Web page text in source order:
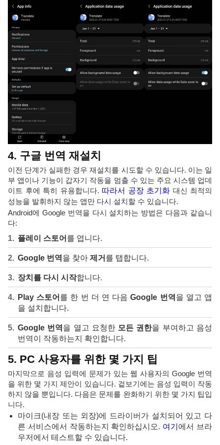
4. 구글 번역 재설치
이전 단계가 실패한 경우 재설치를 시도할 수 있습니다. 이는 일
부 앱이나 기능이 갑자기 작동을 멈출 수 있는 주요 시스템 업데
이트 후에 특히 유용합니다. 따라서 공장 초기화 대신 최적의
성능을 발휘하지 않는 앱만 다시 설치할 수 있습니다.
Android에 Google 번역을 다시 설치하는 방법은 다음과 같습니
다:
플레이 스토어 를 엽니다.
Google 번역 을 찾아 제거 를 탭합니다.
장치를 다시 시작합니다.
Play 스토어 를 한 번 더 연 다음Google 번역 을 열고 앱
을 설치합니다.
Google 번역 을 열고 요청한 모든 권한을 부여하고 음성
번역이 작동하는지 확인합니다.
5. PC 사용자를 위한 몇 가지 팁
마지막으로 음성 입력에 문제가 있는 웹 사용자의 Google 번역
을 위한 몇 가지 제안이 있습니다. 겉보기에는 음성 입력이 작동
하지 않을 뿐입니다. 다음은 문제를 완화하기 위한 몇 가지 팁입
니다.
마이크(내장 또는 외장)에 드라이버가 설치되어 있고 다
른 서비스에서 작동하는지 확인하십시오. 여기 에서 브라
우저에서 테스트할 수 있습니다.